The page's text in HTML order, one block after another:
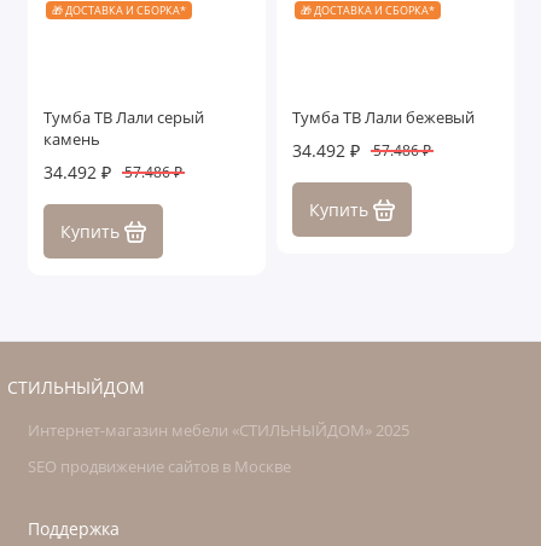
🎁 ДОСТАВКА И СБОРКА*
Тумба ТВ Лали серый
камень
34.492 ₽ 57.486 ₽
Купить
🎁 ДОСТАВКА И СБОРКА*
Тумба ТВ Лали бежевый
34.492 ₽ 57.486 ₽
Купить
СТИЛЬНЫЙДОМ
Интернет-магазин мебели «СТИЛЬНЫЙДОМ» 2025
SEO продвижение сайтов в Москве
Поддержка